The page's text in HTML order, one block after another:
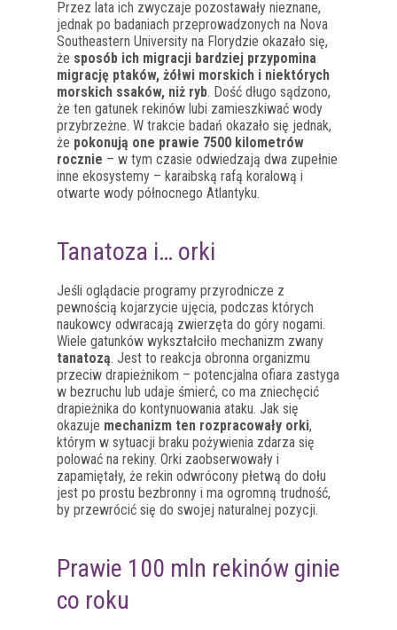
Przez lata ich zwyczaje pozostawały nieznane,
jednak po badaniach przeprowadzonych na Nova
Southeastern University na Florydzie okazało się,
że sposób ich migracji bardziej przypomina
migrację ptaków, żółwi morskich i niektórych
morskich ssaków, niż ryb. Dość długo sądzono,
że ten gatunek rekinów lubi zamieszkiwać wody
przybrzeżne. W trakcie badań okazało się jednak,
że pokonują one prawie 7500 kilometrów
rocznie – w tym czasie odwiedzają dwa zupełnie
inne ekosystemy – karaibską rafą koralową i
otwarte wody północnego Atlantyku.
Tanatoza i… orki
Jeśli oglądacie programy przyrodnicze z
pewnością kojarzycie ujęcia, podczas których
naukowcy odwracają zwierzęta do góry nogami.
Wiele gatunków wykształciło mechanizm zwany
tanatozą. Jest to reakcja obronna organizmu
przeciw drapieżnikom – potencjalna ofiara zastyga
w bezruchu lub udaje śmierć, co ma zniechęcić
drapieżnika do kontynuowania ataku. Jak się
okazuje mechanizm ten rozpracowały orki,
którym w sytuacji braku pożywienia zdarza się
polować na rekiny. Orki zaobserwowały i
zapamiętały, że rekin odwrócony płetwą do dołu
jest po prostu bezbronny i ma ogromną trudność,
by przewrócić się do swojej naturalnej pozycji.
Prawie 100 mln rekinów ginie
co roku